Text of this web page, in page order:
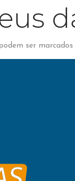
ser